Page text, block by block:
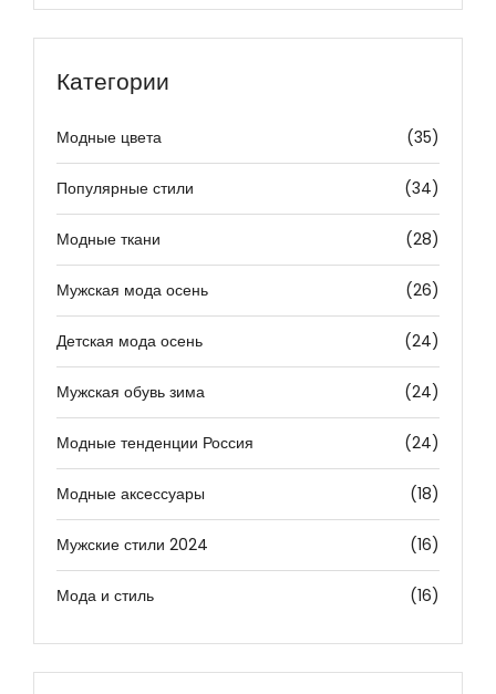
Категории
Модные цвета (35)
Популярные стили (34)
Модные ткани (28)
Мужская мода осень (26)
Детская мода осень (24)
Мужская обувь зима (24)
Модные тенденции Россия (24)
Модные аксессуары (18)
Мужские стили 2024 (16)
Мода и стиль (16)